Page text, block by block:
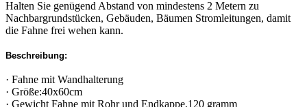
Halten Sie genügend Abstand von mindestens 2 Metern zu
Nachbargrundstücken, Gebäuden, Bäumen Stromleitungen, damit
die Fahne frei wehen kann.
Beschreibung:
· Fahne mit Wandhalterung
· Größe:40x60cm
· Gewicht Fahne mit Rohr und Endkappe,120 gramm